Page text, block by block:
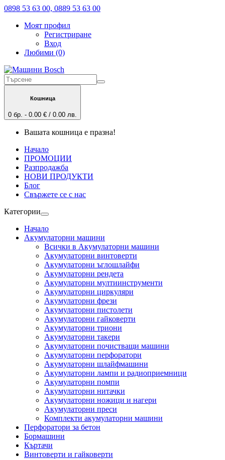
0898 53 63 00, 0889 53 63 00
Моят профил
Регистриране
Вход
Любими (0)
Кошница
0 бр. - 0.00 € / 0.00 лв.
Вашата кошница е празна!
Начало
ПРОМОЦИИ
Разпродажба
НОВИ ПРОДУКТИ
Блог
Свържете се с нас
Категории
Начало
Акумулаторни машини
Всички в Акумулаторни машини
Акумулаторни винтоверти
Акумулаторни ъглошлайфи
Акумулаторни рендета
Акумулаторни мултиинструменти
Акумулаторни циркуляри
Акумулаторни фрези
Акумулаторни пистолети
Акумулаторни гайковерти
Акумулаторни триони
Акумулаторни такери
Акумулаторни почистващи машини
Акумулаторни перфоратори
Акумулаторни шлайфмашини
Акумулаторни лампи и радиоприемници
Акумулаторни помпи
Акумулаторни нитачки
Акумулаторни ножици и нагери
Акумулаторни преси
Комплекти акумулаторни машини
Перфоратори за бетон
Бормашини
Къртачи
Винтоверти и гайковерти